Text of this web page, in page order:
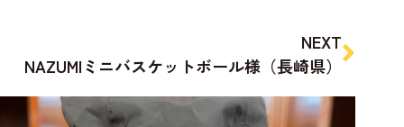
NEXT
NAZUMIミニバスケットボール様（長崎県）